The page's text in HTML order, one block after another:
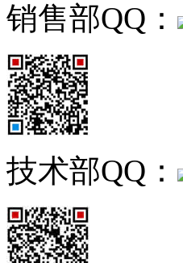
销售部QQ：
技术部QQ：